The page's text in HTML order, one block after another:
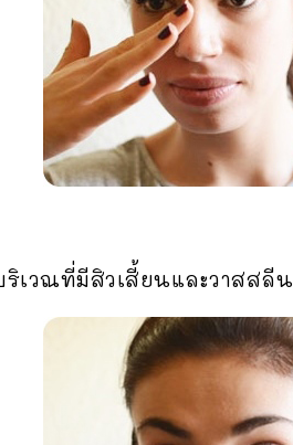
เวณที่มีสิวเสี้ยนและวาสสลีน